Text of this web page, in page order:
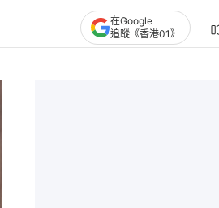
在Google
追蹤《香港01》